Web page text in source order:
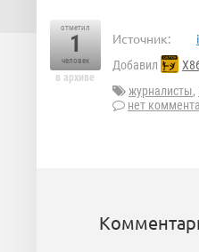
отметил
1
человек
в архиве
Источник:
Добавил
журналисты,
нет